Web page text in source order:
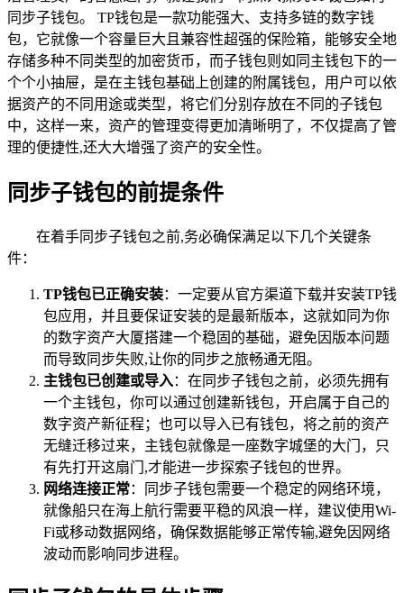
同步子钱包。 TP钱包是一款功能强大、支持多链的数字钱
包，它就像一个容量巨大且兼容性超强的保险箱，能够安全地
存储多种不同类型的加密货币，而子钱包则如同主钱包下的一
个个小抽屉，是在主钱包基础上创建的附属钱包，用户可以依
据资产的不同用途或类型，将它们分别存放在不同的子钱包
中，这样一来，资产的管理变得更加清晰明了，不仅提高了管
理的便捷性,还大大增强了资产的安全性。
同步子钱包的前提条件
在着手同步子钱包之前,务必确保满足以下几个关键条
件：
TP钱包已正确安装：一定要从官方渠道下载并安装TP钱
包应用，并且要保证安装的是最新版本，这就如同为你
的数字资产大厦搭建一个稳固的基础，避免因版本问题
而导致同步失败,让你的同步之旅畅通无阻。
主钱包已创建或导入：在同步子钱包之前，必须先拥有
一个主钱包，你可以通过创建新钱包，开启属于自己的
数字资产新征程；也可以导入已有钱包，将之前的资产
无缝迁移过来，主钱包就像是一座数字城堡的大门，只
有先打开这扇门,才能进一步探索子钱包的世界。
网络连接正常：同步子钱包需要一个稳定的网络环境，
就像船只在海上航行需要平稳的风浪一样，建议使用Wi-
Fi或移动数据网络，确保数据能够正常传输,避免因网络
波动而影响同步进程。